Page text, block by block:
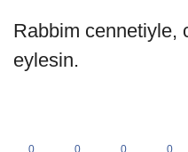
Rabbim cennetiyle,
eylesin.